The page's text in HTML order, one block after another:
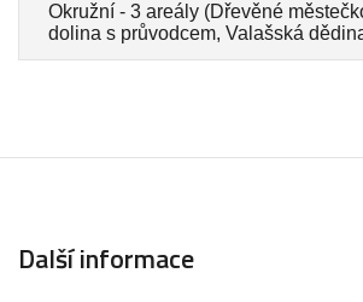
Okružní - 3 areály (Dřevěné
dolina s průvodcem, Valašská
Další informace